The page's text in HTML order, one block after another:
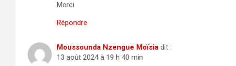
Merci
Répondre
Moussounda Nzengue Moïsia dit :
13 août 2024 à 19 h 40 min